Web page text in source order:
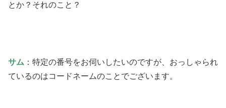
とか？それのこと？
サム ：特定の番号をお伺いしたいのですが、おっしゃられ
ているのはコードネームのことでございます。